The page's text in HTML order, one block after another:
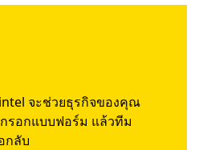
จะช่วยธุรกิจของคุณ
รอกแบบฟอร์ม แล้วทีม
กลับ